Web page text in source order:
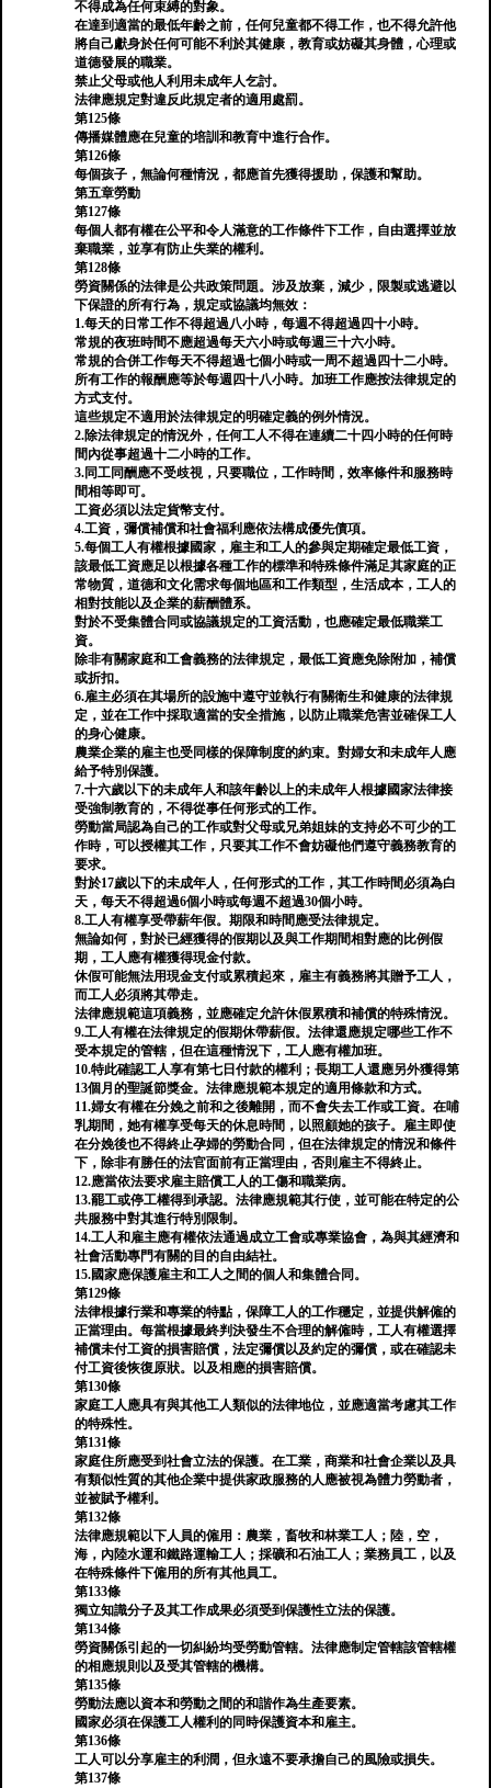
不得成為任何束縛的對象。
在達到適當的最低年齡之前，任何兒童都不得工作，也不得允許他
將自己獻身於任何可能不利於其健康，教育或妨礙其身體，心理或
道德發展的職業。
禁止父母或他人利用未成年人乞討。
法律應規定對違反此規定者的適用處罰。
第125條
傳播媒體應在兒童的培訓和教育中進行合作。
第126條
每個孩子，無論何種情況，都應首先獲得援助，保護和幫助。
第五章勞動
第127條
每個人都有權在公平和令人滿意的工作條件下工作，自由選擇並放
棄職業，並享有防止失業的權利。
第128條
勞資關係的法律是公共政策問題。涉及放棄，減少，限製或逃避以
下保證的所有行為，規定或協議均無效：
1.每天的日常工作不得超過八小時，每週不得超過四十小時。
常規的夜班時間不應超過每天六小時或每週三十六小時。
常規的合併工作每天不得超過七個小時或一周不超過四十二小時。
所有工作的報酬應等於每週四十八小時。加班工作應按法律規定的
方式支付。
這些規定不適用於法律規定的明確定義的例外情況。
2.除法律規定的情況外，任何工人不得在連續二十四小時的任何時
間內從事超過十二小時的工作。
3.同工同酬應不受歧視，只要職位，工作時間，效率條件和服務時
間相等即可。
工資必須以法定貨幣支付。
4.工資，彌償補償和社會福利應依法構成優先債項。
5.每個工人有權根據國家，雇主和工人的參與定期確定最低工資，
該最低工資應足以根據各種工作的標準和特殊條件滿足其家庭的正
常物質，道德和文化需求每個地區和工作類型，生活成本，工人的
相對技能以及企業的薪酬體系。
對於不受集體合同或協議規定的工資活動，也應確定最低職業工
資。
除非有關家庭和工會義務的法律規定，最低工資應免除附加，補償
或折扣。
6.雇主必須在其場所的設施中遵守並執行有關衛生和健康的法律規
定，並在工作中採取適當的安全措施，以防止職業危害並確保工人
的身心健康。
農業企業的雇主也受同樣的保障制度的約束。對婦女和未成年人應
給予特別保護。
7.十六歲以下的未成年人和該年齡以上的未成年人根據國家法律接
受強制教育的，不得從事任何形式的工作。
勞動當局認為自己的工作或對父母或兄弟姐妹的支持必不可少的工
作時，可以授權其工作，只要其工作不會妨礙他們遵守義務教育的
要求。
對於17歲以下的未成年人，任何形式的工作，其工作時間必須為白
天，每天不得超過6個小時或每週不超過30個小時。
8.工人有權享受帶薪年假。期限和時間應受法律規定。
無論如何，對於已經獲得的假期以及與工作期間相對應的比例假
期，工人應有權獲得現金付款。
休假可能無法用現金支付或累積起來，雇主有義務將其贈予工人，
而工人必須將其帶走。
法律應規範這項義務，並應確定允許休假累積和補償的特殊情況。
9.工人有權在法律規定的假期休帶薪假。法律還應規定哪些工作不
受本規定的管轄，但在這種情況下，工人應有權加班。
10.特此確認工人享有第七日付款的權利；長期工人還應另外獲得第
13個月的聖誕節獎金。法律應規範本規定的適用條款和方式。
11.婦女有權在分娩之前和之後離開，而不會失去工作或工資。在哺
乳期間，她有權享受每天的休息時間，以照顧她的孩子。雇主即使
在分娩後也不得終止孕婦的勞動合同，但在法律規定的情況和條件
下，除非有勝任的法官面前有正當理由，否則雇主不得終止。
12.應當依法要求雇主賠償工人的工傷和職業病。
13.罷工或停工權得到承認。法律應規範其行使，並可能在特定的公
共服務中對其進行特別限制。
14.工人和雇主應有權依法通過成立工會或專業協會，為與其經濟和
社會活動專門有關的目的自由結社。
15.國家應保護雇主和工人之間的個人和集體合同。
第129條
法律根據行業和專業的特點，保障工人的工作穩定，並提供解僱的
正當理由。每當根據最終判決發生不合理的解僱時，工人有權選擇
補償未付工資的損害賠償，法定彌償以及約定的彌償，或在確認未
付工資後恢復原狀。以及相應的損害賠償。
第130條
家庭工人應具有與其他工人類似的法律地位，並應適當考慮其工作
的特殊性。
第131條
家庭住所應受到社會立法的保護。在工業，商業和社會企業以及具
有類似性質的其他企業中提供家政服務的人應被視為體力勞動者，
並被賦予權利。
第132條
法律應規範以下人員的僱用：農業，畜牧和林業工人；陸，空，
海，內陸水運和鐵路運輸工人；採礦和石油工人；業務員工，以及
在特殊條件下僱用的所有其他員工。
第133條
獨立知識分子及其工作成果必須受到保護性立法的保護。
第134條
勞資關係引起的一切糾紛均受勞動管轄。法律應制定管轄該管轄權
的相應規則以及受其管轄的機構。
第135條
勞動法應以資本和勞動之間的和諧作為生產要素。
國家必須在保護工人權利的同時保護資本和雇主。
第136條
工人可以分享雇主的利潤，但永遠不要承擔自己的風險或損失。
第137條